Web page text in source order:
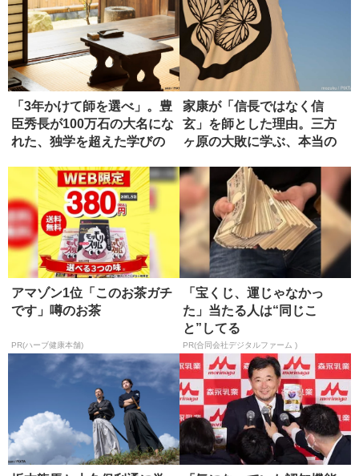
「3年かけて師を選べ」。豊
臣秀長が100万石の大名にな
れた、独学を超えた学びの
家康が「信長ではなく信
玄」を師とした理由。三方
ヶ原の大敗に学ぶ、本当の
アマゾン1位「このお茶ガチ
です」噂のお茶
PR(ハーブ健康本舗)
「宝くじ、運じゃなかっ
た」当たる人は“同じこ
と”してる
PR(合同会社デジタルファーム )